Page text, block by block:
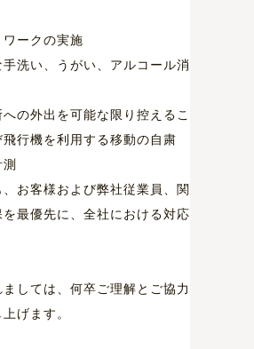
ワークの実施
洗い、うがい、アルコール消毒の励
の外出を可能な限り控えること
飛行機を利用する移動の自粛
測
お客様および弊社従業員、関係者の
最優先に、全社における対応方針を
しては、何卒ご理解とご協力を賜り
げます。